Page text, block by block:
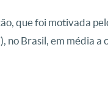
que foi motivada
Brasil, em média a